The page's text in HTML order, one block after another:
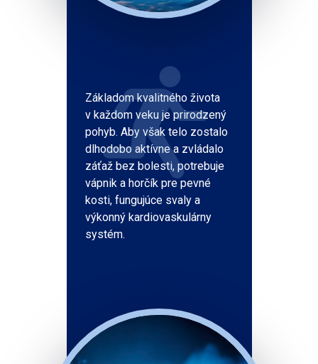
Základom kvalitného života
v každom veku je prirodzený
pohyb. Aby však telo zostalo
dlhodobo aktívne a zvládalo
záťaž bez bolesti, potrebuje
vápnik a horčík pre pevné
kosti, fungujúce svaly a
výkonný kardiovaskulárny
systém.